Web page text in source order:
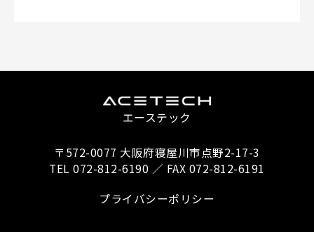
エーステック
〒572-0077 大阪府寝屋川市点野2-17-3
TEL 072-812-6190 ／ FAX 072-812-6191
プライバシーポリシー